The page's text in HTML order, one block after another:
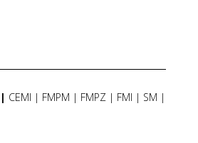
CEMI FMPM FMPZ FMI SM